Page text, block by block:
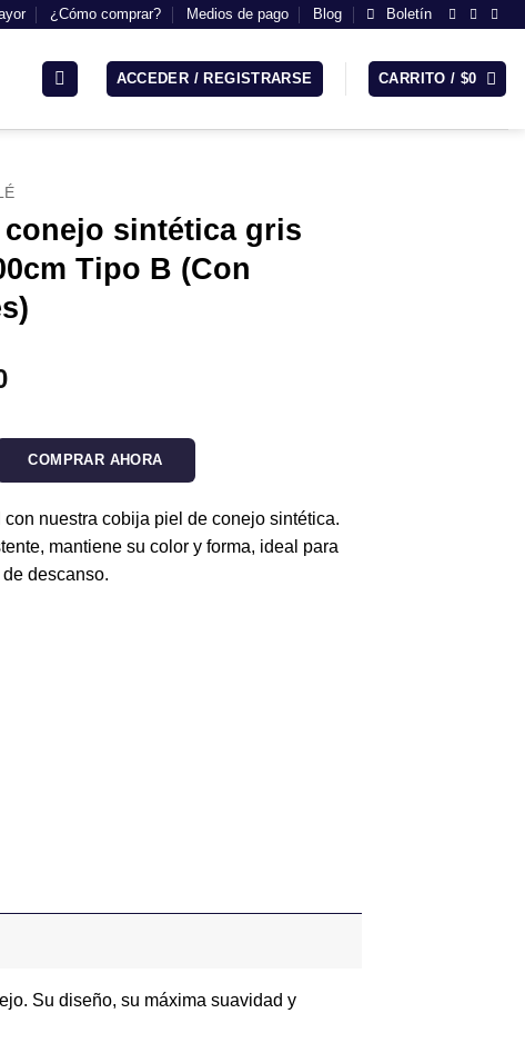
¿Cómo comprar? Medios de pago Blog Boletín
ACCEDER / REGISTRARSE CARRITO / $0
sintética gris
Tipo B (Con
El
actual
es:
$74.900.
COMPRAR AHORA
nuestra cobija piel de conejo sintética.
mantiene su color y forma, ideal para
descanso.
Su diseño, su máxima suavidad y